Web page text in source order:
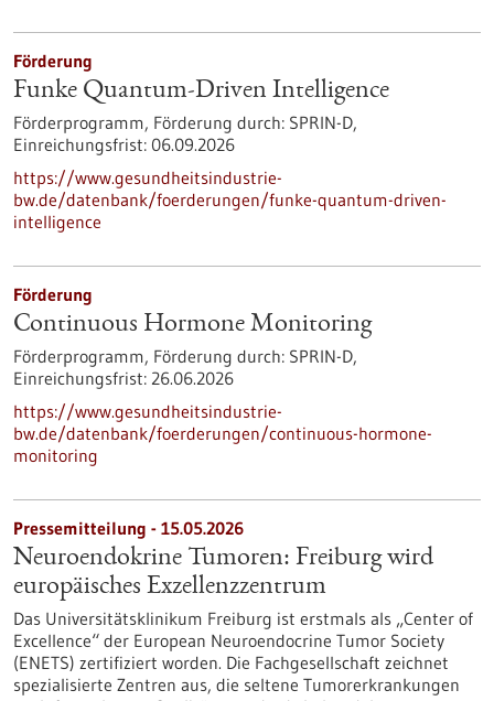
Förderung
Funke Quantum-Driven Intelligence
Förderprogramm, Förderung durch: SPRIN-D,
Einreichungsfrist: 06.09.2026
https://www.gesundheitsindustrie-
bw.de/datenbank/foerderungen/funke-quantum-driven-
intelligence
Förderung
Continuous Hormone Monitoring
Förderprogramm, Förderung durch: SPRIN-D,
Einreichungsfrist: 26.06.2026
https://www.gesundheitsindustrie-
bw.de/datenbank/foerderungen/continuous-hormone-
monitoring
Pressemitteilung - 15.05.2026
Neuroendokrine Tumoren: Freiburg wird
europäisches Exzellenzzentrum
Das Universitätsklinikum Freiburg ist erstmals als „Center of
Excellence“ der European Neuroendocrine Tumor Society
(ENETS) zertifiziert worden. Die Fachgesellschaft zeichnet
spezialisierte Zentren aus, die seltene Tumorerkrankungen